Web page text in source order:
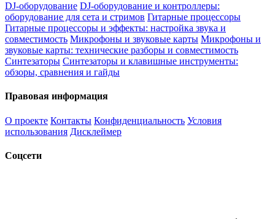
DJ-оборудование DJ-оборудование и контроллеры:
оборудование для сета и стримов Гитарные процессоры
Гитарные процессоры и эффекты: настройка звука и
совместимость Микрофоны и звуковые карты Микрофоны и
звуковые карты: технические разборы и совместимость
Синтезаторы Синтезаторы и клавишные инструменты:
обзоры, сравнения и гайды
Правовая информация
О проекте Контакты Конфиденциальность Условия
использования Дисклеймер
Соцсети